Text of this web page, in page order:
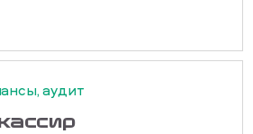
аудит